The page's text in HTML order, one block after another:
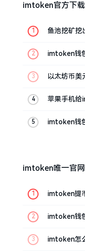
imtoken官方下载
鱼池挖矿挖
imtoken钱
以太坊币美
苹果手机给
imtoken钱
imtoken唯一官网
imtoken提
imtoken钱
imtoken怎